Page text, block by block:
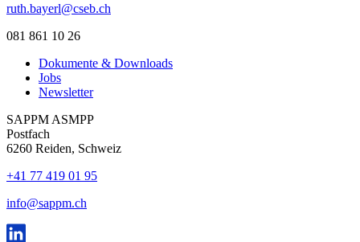
ruth.bayerl@cseb.ch
081 861 10 26
Dokumente & Downloads
Jobs
Newsletter
SAPPM ASMPP
Postfach
6260 Reiden, Schweiz
+41 77 419 01 95
info@sappm.ch